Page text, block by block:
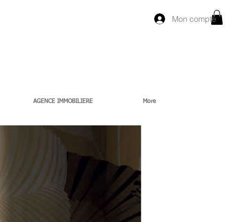
Mon compte
AGENCE IMMOBILIERE More